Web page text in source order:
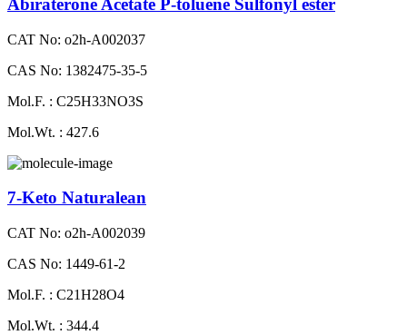
Abiraterone Acetate P-toluene Sulfonyl ester
CAT No: o2h-A002037
CAS No: 1382475-35-5
Mol.F. : C25H33NO3S
Mol.Wt. : 427.6
7-Keto Naturalean
CAT No: o2h-A002039
CAS No: 1449-61-2
Mol.F. : C21H28O4
Mol.Wt. : 344.4